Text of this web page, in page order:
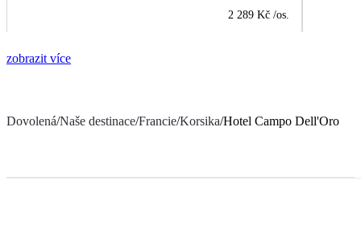
2 289 Kč /os.
zobrazit více
Dovolená/Naše destinace/Francie/Korsika/Hotel Campo Dell'Oro